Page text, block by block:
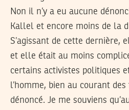
Non il n’y a eu aucune
Kallel et encore moins de la
S’agissant de cette dernière,
et elle était au moins
certains activistes politiques
l’homme, bien au courant des
dénoncé. Je me souviens